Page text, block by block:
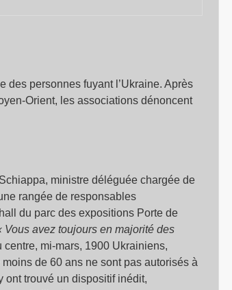
des personnes fuyant l’Ukraine. Après
Orient, les associations dénoncent
ministre déléguée chargée de
rangée de responsables
du parc des expositions Porte de
Vous avez toujours en majorité des
centre, mi-mars, 1900 Ukrainiens,
de 60 ans ne sont pas autorisés à
ont trouvé un dispositif inédit,